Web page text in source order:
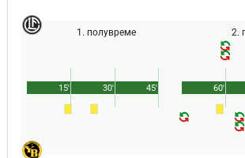
1. полувреме
45'
15' 30'
2.
60'